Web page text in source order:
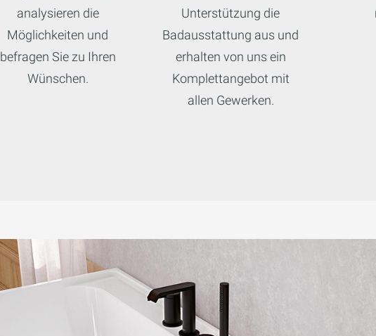
analysieren die
Möglichkeiten und
befragen Sie zu Ihren
Wünschen.
Unterstützung die
Badausstattung aus und
erhalten von uns ein
Komplettangebot mit
allen Gewerken.